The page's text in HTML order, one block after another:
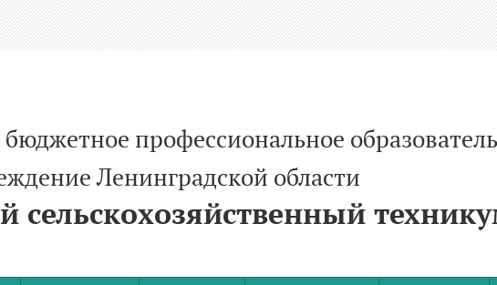
бюджетное профессиональное
области
сельскохозяйственный